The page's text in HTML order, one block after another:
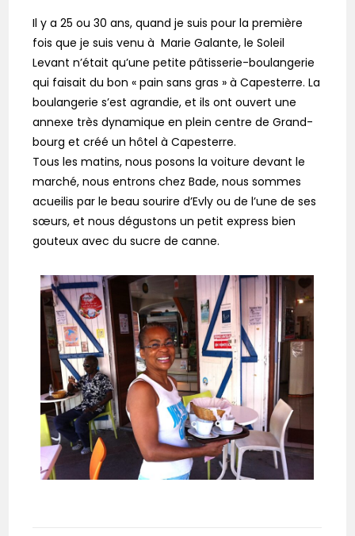
Il y a 25 ou 30 ans, quand je suis pour la première
fois que je suis venu à Marie Galante, le Soleil
Levant n’était qu’une petite pâtisserie-boulangerie
qui faisait du bon « pain sans gras » à Capesterre. La
boulangerie s’est agrandie, et ils ont ouvert une
annexe très dynamique en plein centre de Grand-
bourg et créé un hôtel à Capesterre.
Tous les matins, nous posons la voiture devant le
marché, nous entrons chez Bade, nous sommes
acueilis par le beau sourire d’Evly ou de l’une de ses
sœurs, et nous dégustons un petit express bien
gouteux avec du sucre de canne.